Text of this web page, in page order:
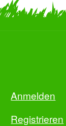
Anmelden
Registrieren